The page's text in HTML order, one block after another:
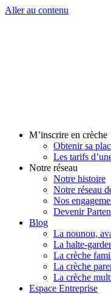
Aller au contenu
M’inscrire en crèche
Obtenir sa
Les tarifs
Notre réseau
Notre histoire
Notre réseau
Nos
Devenir
Blog
La nounou,
La halte-
La crèche
La crèche
La crèche
Espace Entreprise